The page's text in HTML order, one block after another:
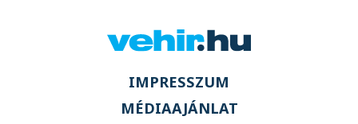
IMPRESSZUM
MÉDIAAJÁNLAT